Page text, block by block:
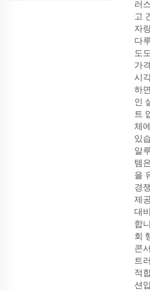
러
고
자
다
도
가
시
하
인
트
체
있
알
템
을
경
제
대
합
회
콘
트
적
션